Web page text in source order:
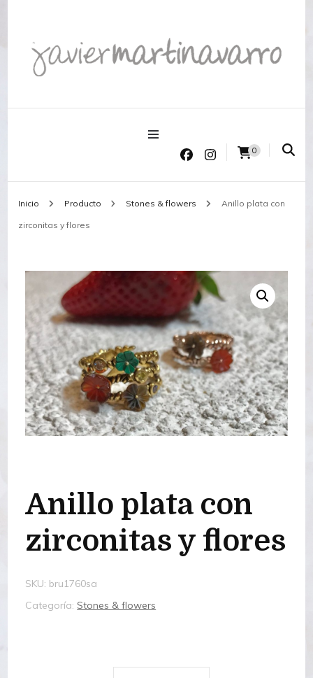
Joyería Javier Martinavarro
0
Inicio Producto Stones & flowers Anillo plata con
zirconitas y flores
Anillo plata con
zirconitas y flores
SKU: bru1760sa
Categoría:Stones & flowers